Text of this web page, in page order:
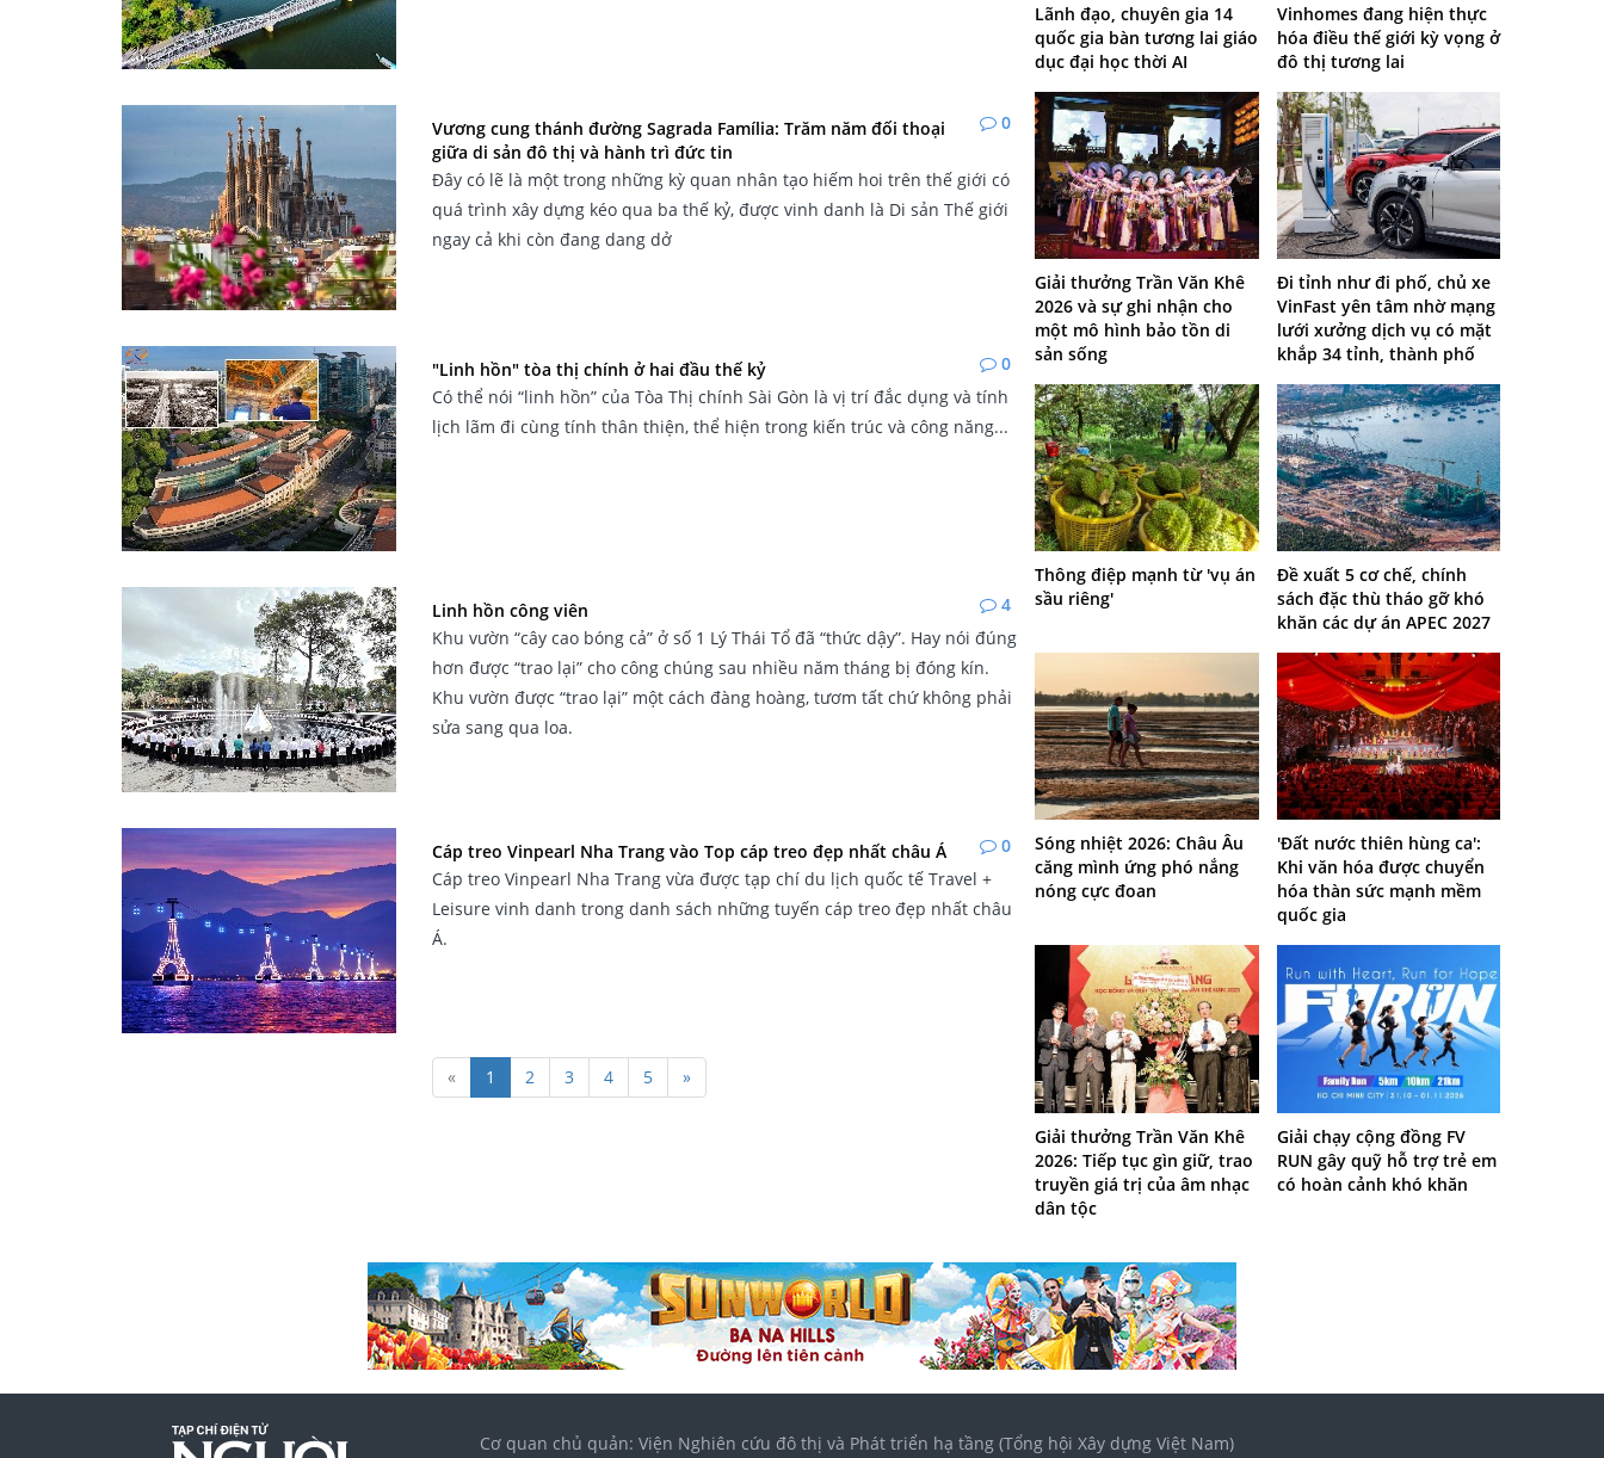
0
Vương cung thánh đường Sagrada Família: Trăm năm đối thoại
giữa di sản đô thị và hành trì đức tin
Đây có lẽ là một trong những kỳ quan nhân tạo hiếm hoi trên thế giới có
quá trình xây dựng kéo qua ba thế kỷ, được vinh danh là Di sản Thế giới
ngay cả khi còn đang dang dở
0
"Linh hồn" tòa thị chính ở hai đầu thế kỷ
Có thể nói “linh hồn” của Tòa Thị chính Sài Gòn là vị trí đắc dụng và tính
lịch lãm đi cùng tính thân thiện, thể hiện trong kiến trúc và công năng...
4
Linh hồn công viên
Khu vườn “cây cao bóng cả” ở số 1 Lý Thái Tổ đã “thức dậy”. Hay nói đúng
hơn được “trao lại” cho công chúng sau nhiều năm tháng bị đóng kín.
Khu vườn được “trao lại” một cách đàng hoàng, tươm tất chứ không phải
sửa sang qua loa.
0
Cáp treo Vinpearl Nha Trang vào Top cáp treo đẹp nhất châu Á
Cáp treo Vinpearl Nha Trang vừa được tạp chí du lịch quốc tế Travel +
Leisure vinh danh trong danh sách những tuyến cáp treo đẹp nhất châu
Á.
« 1 2 3 4 5 »
Lãnh đạo, chuyên gia 14
quốc gia bàn tương lai giáo
dục đại học thời AI
Vinhomes đang hiện thực
hóa điều thế giới kỳ vọng ở
đô thị tương lai
Giải thưởng Trần Văn Khê
2026 và sự ghi nhận cho
một mô hình bảo tồn di
sản sống
Đi tỉnh như đi phố, chủ xe
VinFast yên tâm nhờ mạng
lưới xưởng dịch vụ có mặt
khắp 34 tỉnh, thành phố
Thông điệp mạnh từ 'vụ án
sầu riêng'
Đề xuất 5 cơ chế, chính
sách đặc thù tháo gỡ khó
khăn các dự án APEC 2027
Sóng nhiệt 2026: Châu Âu
căng mình ứng phó nắng
nóng cực đoan
'Đất nước thiên hùng ca':
Khi văn hóa được chuyển
hóa thàn sức mạnh mềm
quốc gia
Giải thưởng Trần Văn Khê
2026: Tiếp tục gìn giữ, trao
truyền giá trị của âm nhạc
dân tộc
Giải chạy cộng đồng FV
RUN gây quỹ hỗ trợ trẻ em
có hoàn cảnh khó khăn
Cơ quan chủ quản: Viện Nghiên cứu đô thị và Phát triển hạ tầng (Tổng hội Xây dựng Việt Nam)